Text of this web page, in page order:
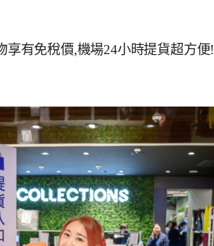
享有免稅價,機場24小時提貨超方便!